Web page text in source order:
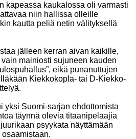
kapeassa kaukalossa oli varmasti
niin hallissa olleille
kautta peliä netin välityksellä
jälleen kerran aivan kaikille,
mainiosti sujuneen kauden
eikä punanuttujen
Kiekkokopla- tai D-Kiekko-
yksi Suomi-sarjan ehdottomista
täynnä olevia titaanipelaajia
psyykata näyttämään